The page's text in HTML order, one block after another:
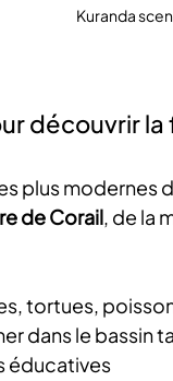
Kuranda
découvrir
plus modernes
de Corail, de la
tortues,
dans le bassin
éducatives